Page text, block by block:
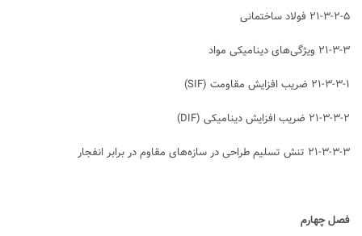
۲۱-۳-۲-۵ فولاد ساختمانی
۲۱-۳-۳ ویژگی‌های دینامیکی مواد
۲۱-۳-۳-۱ ضریب افزایش مقاومت (SIF)
۲۱-۳-۳-۲ ضریب افزایش دینامیکی (DIF)
۲۱-۳-۳-۳ تنش تسلیم طراحی در سازه‌های مقاوم در برابر انفجار
فصل چهارم